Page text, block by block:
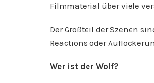
Filmmaterial über viele
Der Großteil der Szenen
Reactions oder
Wer ist der Wolf?